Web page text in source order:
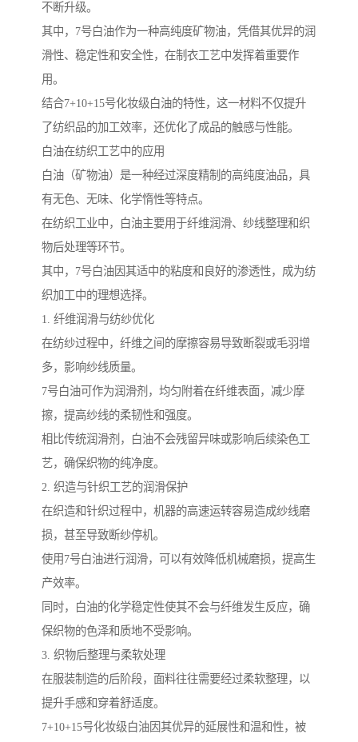
不断升级。
其中，7号白油作为一种高纯度矿物油，凭借其优异的润
滑性、稳定性和安全性，在制衣工艺中发挥着重要作
用。
结合7+10+15号化妆级白油的特性，这一材料不仅提升
了纺织品的加工效率，还优化了成品的触感与性能。
白油在纺织工艺中的应用
白油（矿物油）是一种经过深度精制的高纯度油品，具
有无色、无味、化学惰性等特点。
在纺织工业中，白油主要用于纤维润滑、纱线整理和织
物后处理等环节。
其中，7号白油因其适中的粘度和良好的渗透性，成为纺
织加工中的理想选择。
1. 纤维润滑与纺纱优化
在纺纱过程中，纤维之间的摩擦容易导致断裂或毛羽增
多，影响纱线质量。
7号白油可作为润滑剂，均匀附着在纤维表面，减少摩
擦，提高纱线的柔韧性和强度。
相比传统润滑剂，白油不会残留异味或影响后续染色工
艺，确保织物的纯净度。
2. 织造与针织工艺的润滑保护
在织造和针织过程中，机器的高速运转容易造成纱线磨
损，甚至导致断纱停机。
使用7号白油进行润滑，可以有效降低机械磨损，提高生
产效率。
同时，白油的化学稳定性使其不会与纤维发生反应，确
保织物的色泽和质地不受影响。
3. 织物后整理与柔软处理
在服装制造的后阶段，面料往往需要经过柔软整理，以
提升手感和穿着舒适度。
7+10+15号化妆级白油因其优异的延展性和温和性，被